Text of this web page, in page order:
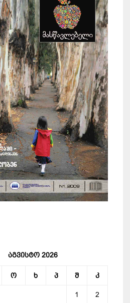
აგვისტო 2026
ო ხ პ შ კ
1 2